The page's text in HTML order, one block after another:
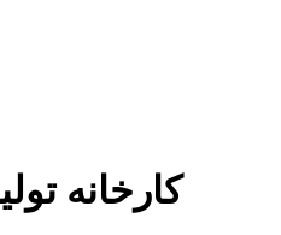
کارخانه